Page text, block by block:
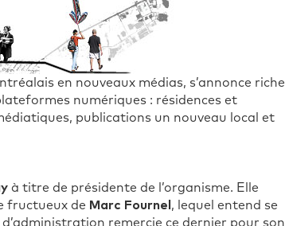
en nouveaux médias, s’annonce riche
numériques : résidences et
publications un nouveau local et
à titre de présidente de l’organisme. Elle
fructueux de Marc Fournel , lequel entend se
remercie ce dernier pour son